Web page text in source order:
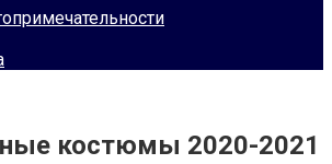
костюмы 2020-2021